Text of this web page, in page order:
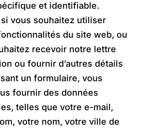
et identifiable.
vous souhaitez utiliser
du site web, ou
recevoir notre lettre
ou fournir d’autres détails
un formulaire, vous
fournir des données
telles que votre e-mail,
votre nom, votre ville de